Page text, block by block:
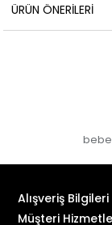
ÜRÜN ÖNERILERI
Alışveriş Bilgileri
Müşteri